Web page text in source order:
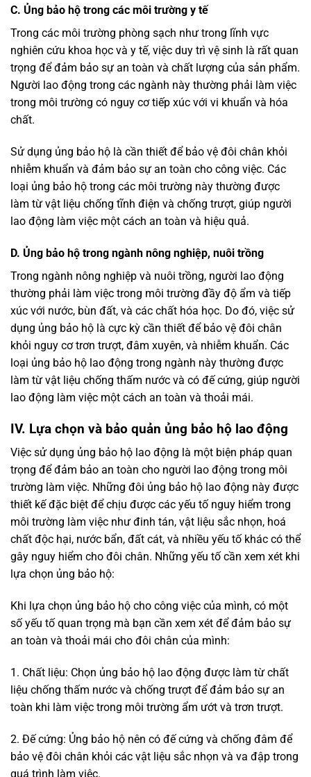
C. Ủng bảo hộ trong các môi trường y tế
Trong các môi trường phòng sạch như trong lĩnh vực
nghiên cứu khoa học và y tế, việc duy trì vệ sinh là rất quan
trọng để đảm bảo sự an toàn và chất lượng của sản phẩm.
Người lao động trong các ngành này thường phải làm việc
trong môi trường có nguy cơ tiếp xúc với vi khuẩn và hóa
chất.
Sử dụng ủng bảo hộ là cần thiết để bảo vệ đôi chân khỏi
nhiễm khuẩn và đảm bảo sự an toàn cho công việc. Các
loại ủng bảo hộ trong các môi trường này thường được
làm từ vật liệu chống tĩnh điện và chống trượt, giúp người
lao động làm việc một cách an toàn và hiệu quả.
D. Ủng bảo hộ trong ngành nông nghiệp, nuôi trồng
Trong ngành nông nghiệp và nuôi trồng, người lao động
thường phải làm việc trong môi trường đầy độ ẩm và tiếp
xúc với nước, bùn đất, và các chất hóa học. Do đó, việc sử
dụng ủng bảo hộ là cực kỳ cần thiết để bảo vệ đôi chân
khỏi nguy cơ trơn trượt, đâm xuyên, và nhiễm khuẩn. Các
loại ủng bảo hộ lao động trong ngành này thường được
làm từ vật liệu chống thấm nước và có đế cứng, giúp người
lao động làm việc một cách an toàn và thoải mái.
IV. Lựa chọn và bảo quản ủng bảo hộ lao động
Việc sử dụng ủng bảo hộ lao động là một biện pháp quan
trọng để đảm bảo an toàn cho người lao động trong môi
trường làm việc. Những đôi ủng bảo hộ lao động này được
thiết kế đặc biệt để chịu được các yếu tố nguy hiểm trong
môi trường làm việc như đinh tán, vật liệu sắc nhọn, hoá
chất độc hại, nước bẩn, đất cát, và nhiều yếu tố khác có thể
gây nguy hiểm cho đôi chân. Những yếu tố cần xem xét khi
lựa chọn ủng bảo hộ:
Khi lựa chọn ủng bảo hộ cho công việc của mình, có một
số yếu tố quan trọng mà bạn cần xem xét để đảm bảo sự
an toàn và thoải mái cho đôi chân của mình:
1. Chất liệu: Chọn ủng bảo hộ lao động được làm từ chất
liệu chống thấm nước và chống trượt để đảm bảo sự an
toàn khi làm việc trong môi trường ẩm ướt và trơn trượt.
2. Đế cứng: Ủng bảo hộ nên có đế cứng và chống đâm để
bảo vệ đôi chân khỏi các vật liệu sắc nhọn và va đập trong
quá trình làm việc.